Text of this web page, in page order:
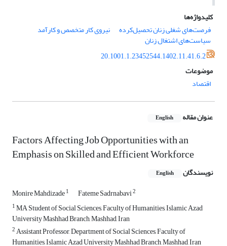
کلیدواژه‌ها
فرصت‌های شغلی زنان تحصیل‌کرده
نیروی‌ کار متخصص و کارآمد
سیاست‌های اشتغال زنان
20.1001.1.23452544.1402.11.41.6.2
موضوعات
اقتصاد
عنوان مقاله English
Factors Affecting Job Opportunities with an
Emphasis on Skilled and Efficient Workforce
نویسندگان English
Monire Mahdizade1 Fateme Sadrnabavi2
1MA Student of Social Sciences, Faculty of Humanities, Islamic Azad
University Mashhad Branch, Mashhad, Iran
2Assistant Professor, Department of Social Sciences, Faculty of
Humanities, Islamic Azad University Mashhad Branch, Mashhad, Iran